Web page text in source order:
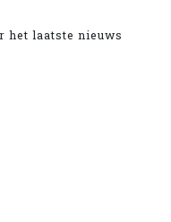
het laatste nieuws